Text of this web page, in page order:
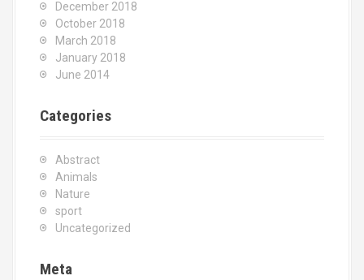
December 2018
October 2018
March 2018
January 2018
June 2014
Categories
Abstract
Animals
Nature
sport
Uncategorized
Meta